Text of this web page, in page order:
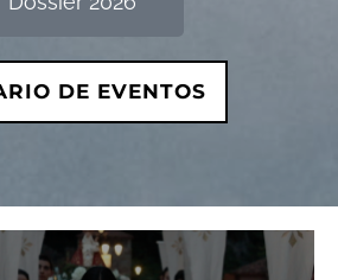
DE EVENTOS